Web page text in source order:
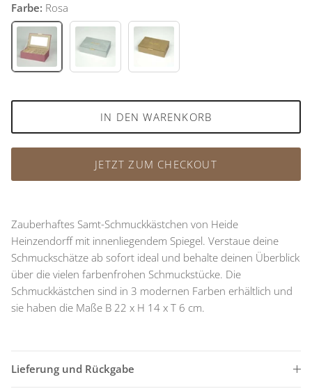
Farbe: Rosa
Rosa Blau Beige
IN DEN WARENKORB
JETZT ZUM CHECKOUT
Zauberhaftes Samt-Schmuckkästchen von Heide
Heinzendorff mit innenliegendem Spiegel. Verstaue deine
Schmuckschätze ab sofort ideal und behalte deinen Überblick
über die vielen farbenfrohen Schmuckstücke. Die
Schmuckkästchen sind in 3 modernen Farben erhältlich und
sie haben die Maße B 22 x H 14 x T 6 cm.
Lieferung und Rückgabe